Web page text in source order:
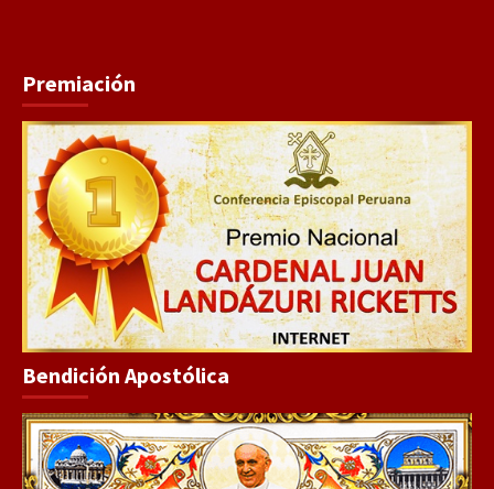
Premiación
Bendición Apostólica